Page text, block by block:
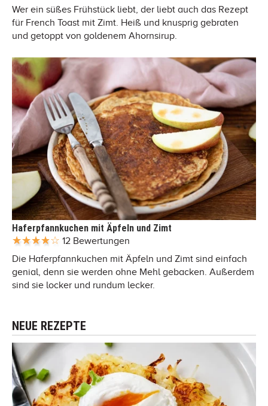
Wer ein süßes Frühstück liebt, der liebt auch das Rezept
für French Toast mit Zimt. Heiß und knusprig gebraten
und getoppt von goldenem Ahornsirup.
Haferpfannkuchen mit Äpfeln und Zimt
12 Bewertungen
Die Haferpfannkuchen mit Äpfeln und Zimt sind einfach
genial, denn sie werden ohne Mehl gebacken. Außerdem
sind sie locker und rundum lecker.
NEUE REZEPTE